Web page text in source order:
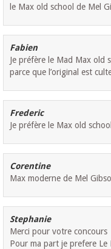
le Max old school de Mel
Fabien
Je préfère le Mad Max old
parce que l’original est
Frederic
Je préfère le Max old
Corentine
Max moderne de Mel
Stephanie
Merci pour votre concours
Pour ma part je prefere Le